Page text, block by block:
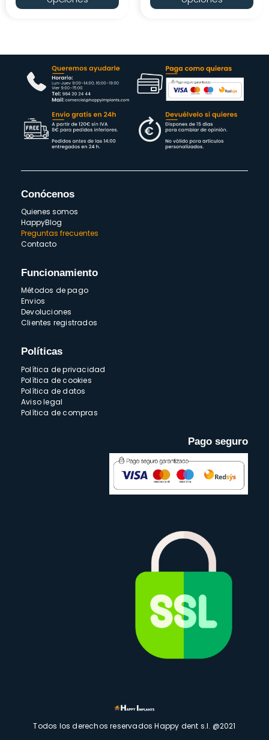
Conócenos
Quienes somos
HappyBlog
Preguntas frecuentes
Contacto
Funcionamiento
Métodos de pago
Envios
Devoluciones
Clientes registrados
Políticas
Política de privacidad
Política de cookies
Política de datos
Aviso legal
Política de compras
Pago seguro
Todos los derechos reservados Happy dent s.l. @2021